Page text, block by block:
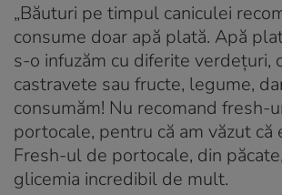
„Băuturi pe timpul caniculei
consume doar apă plată. Apă
s-o infuzăm cu diferite verdețuri,
castravete sau fructe, legume,
consumăm! Nu recomand fresh-
portocale, pentru că am văzut că
Fresh-ul de portocale, din
glicemia incredibil de mult.